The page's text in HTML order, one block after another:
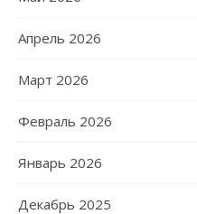
Апрель 2026
Март 2026
Февраль 2026
Январь 2026
Декабрь 2025